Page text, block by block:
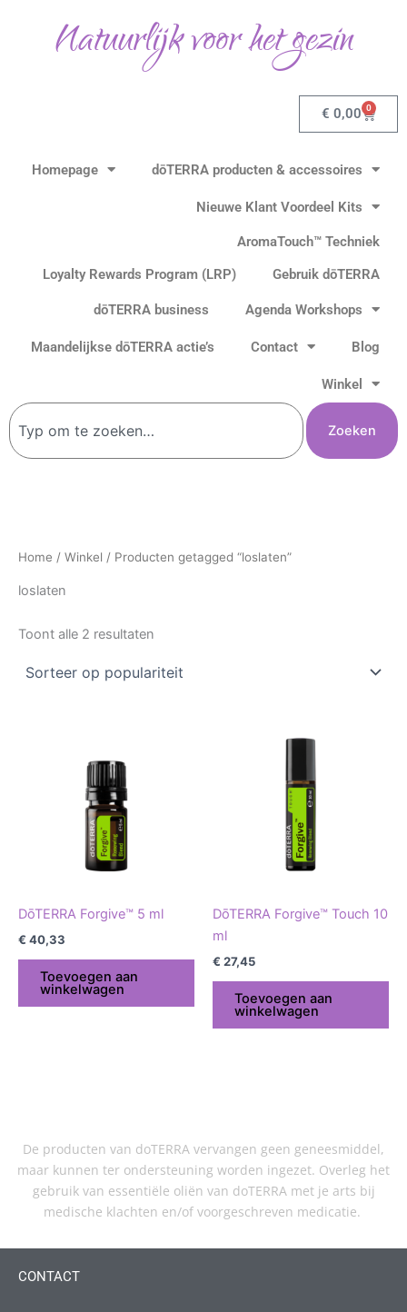
Natuurlijk voor het gezin
€ 0,00 0
Homepage dōTERRA producten & accessoires
Nieuwe Klant Voordeel Kits
AromaTouch™ Techniek
Loyalty Rewards Program (LRP)
Gebruik dōTERRA
dōTERRA business Agenda Workshops
Maandelijkse dōTERRA actie’s Contact Blog
Winkel
Zoeken
Zoeken
Home / Winkel / Producten getagged “loslaten”
loslaten
Toont alle 2 resultaten
op
populariteit
DōTERRA Forgive™ 5 ml
€ 40,33
Toevoegen aan
winkelwagen
DōTERRA Forgive™ Touch 10
ml
€ 27,45
Toevoegen aan
winkelwagen
De producten van doTERRA vervangen geen geneesmiddel,
maar kunnen ter ondersteuning worden ingezet. Overleg het
gebruik van essentiële oliën van doTERRA met je arts bij
medische klachten en/of voorgeschreven medicatie.
CONTACT